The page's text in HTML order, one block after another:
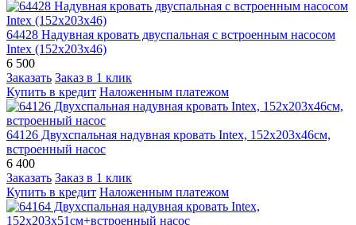
64428 Надувная кровать двуспальная с встроенным насосом
Intex (152х203х46)
6 500
Заказать Заказ в 1 клик
Купить в кредит Наложенным платежом
64126 Двухспальная надувная кровать Intex, 152х203х46см,
встроенный насос
6 400
Заказать Заказ в 1 клик
Купить в кредит Наложенным платежом